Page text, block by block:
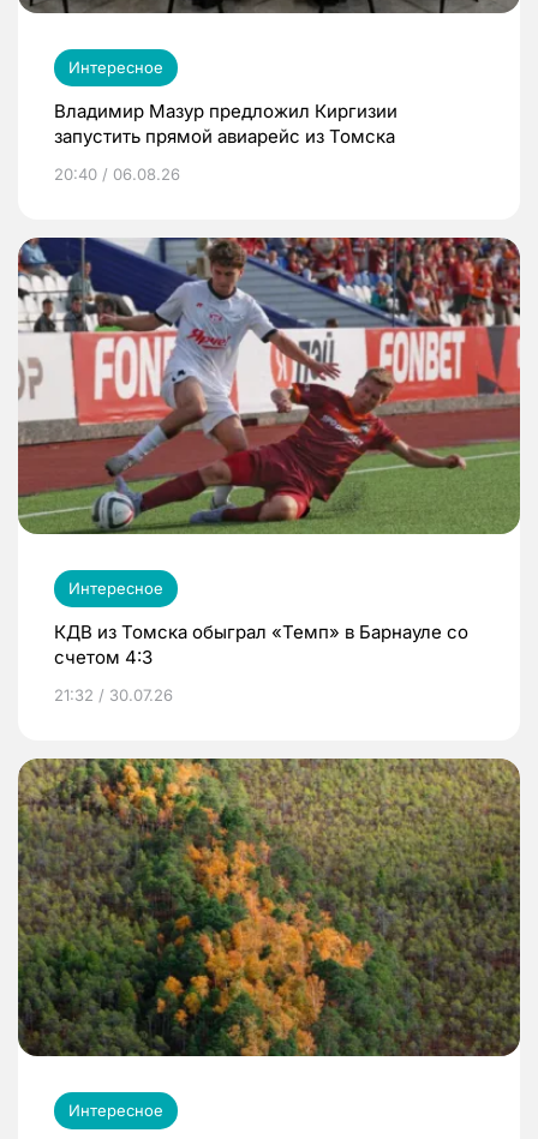
Интересное
Владимир Мазур предложил Киргизии
запустить прямой авиарейс из Томска
20:40 / 06.08.26
Интересное
КДВ из Томска обыграл «Темп» в Барнауле со
счетом 4:3
21:32 / 30.07.26
Интересное